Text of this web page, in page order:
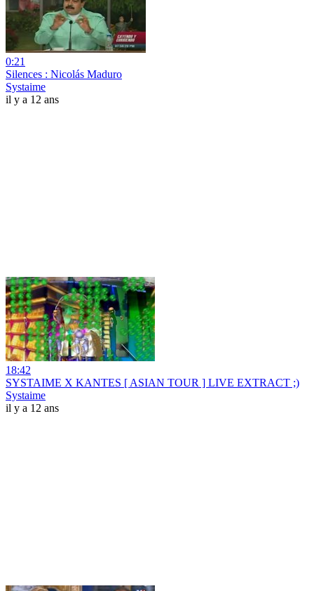
0:21
Silences : Nicolás Maduro
Systaime
il y a 12 ans
18:42
SYSTAIME X KANTES [ ASIAN TOUR ] LIVE EXTRACT ;)
Systaime
il y a 12 ans